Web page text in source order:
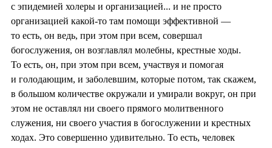
с эпидемией холеры и организацией... и не просто
организацией какой-то там помощи эффективной —
то есть, он ведь, при этом при всем, совершал
богослужения, он возглавлял молебны, крестные ходы.
То есть, он, при этом при всем, участвуя и помогая
и голодающим, и заболевшим, которые потом, так скажем,
в большом количестве окружали и умирали вокруг, он при
этом не оставлял ни своего прямого молитвенного
служения, ни своего участия в богослужении и крестных
ходах. Это совершенно удивительно. То есть, человек